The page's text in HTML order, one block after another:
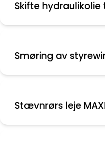
Skifte hydraulikolie
Smøring av
Stævnrørs leje